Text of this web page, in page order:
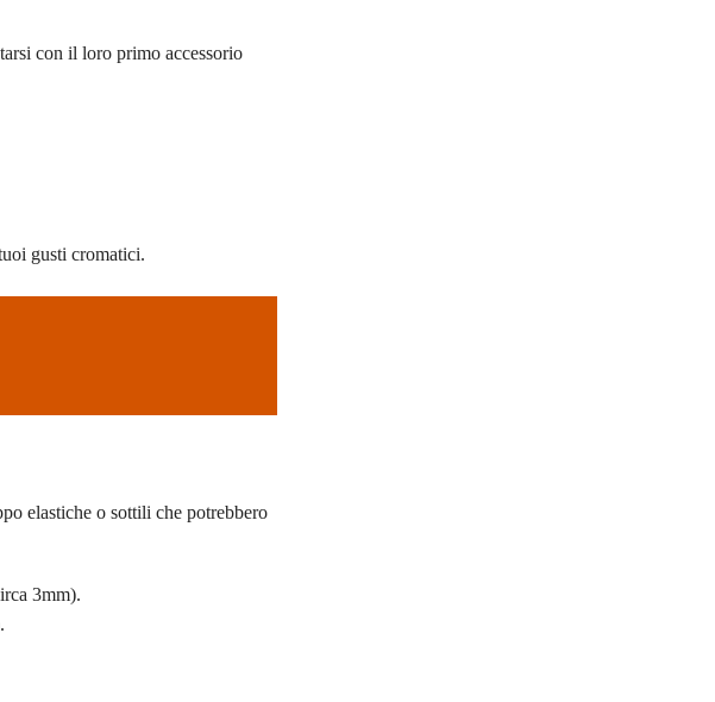
con il loro primo accessorio
gusti cromatici.
elastiche o sottili che potrebbero
3mm).